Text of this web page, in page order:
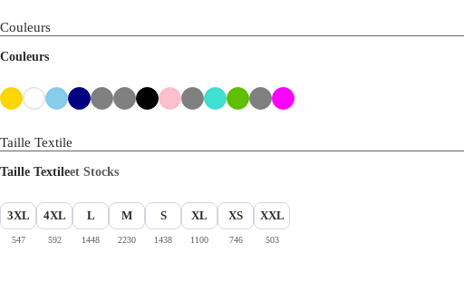
Couleurs
Couleurs
Taille Textile
Taille Textileet Stocks
3XL
547
4XL
592
L
1448
M
2230
S
1438
XL
1100
XS
746
XXL
503